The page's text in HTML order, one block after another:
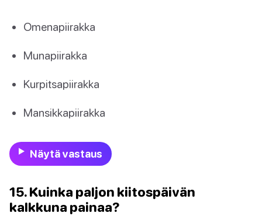
Omenapiirakka
Munapiirakka
Kurpitsapiirakka
Mansikkapiirakka
Näytä vastaus
15. Kuinka paljon kiitospäivän
kalkkuna painaa?